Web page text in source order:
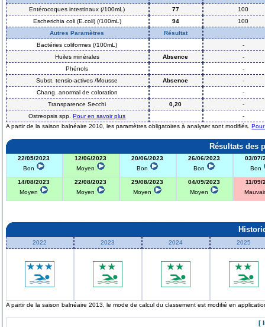
Entérocoques intestinaux (/100mL)
77
100
Escherichia coli (E.coli) (/100mL)
94
100
Autres Paramètres
Résultat
Bactéries coliformes (/100mL)
-
Huiles minérales
Absence
-
Phénols
-
Subst. tensio-actives /Mousse
Absence
-
Chang. anormal de coloration
-
Transparence Secchi
0,20
-
Ostreopsis spp.Pour en savoir plus
-
A partir de la saison balnéaire 2010, les paramètres obligatoires à analyser sont modifiés.
Résultats des
22/05/2023
Bon
12/06/2023
Moyen
20/06/2023
Bon
26/06/2023
Bon
03/07/
Bon
14/08/2023
Moyen
22/08/2023
Moyen
29/08/2023
Moyen
04/09/2023
Moyen
11/09/
2022 2023 2024 2025
A partir de la saison balnéaire 2013, le mode de calcul du classement est modifié en
[